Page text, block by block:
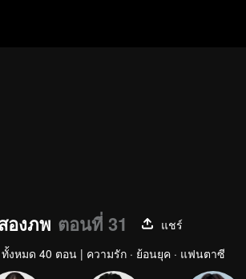
องภพ ตอนที่ 31
แชร์
ทั้งหมด 40 ตอน | ความรัก · ย้อนยุค · แฟนตาซี